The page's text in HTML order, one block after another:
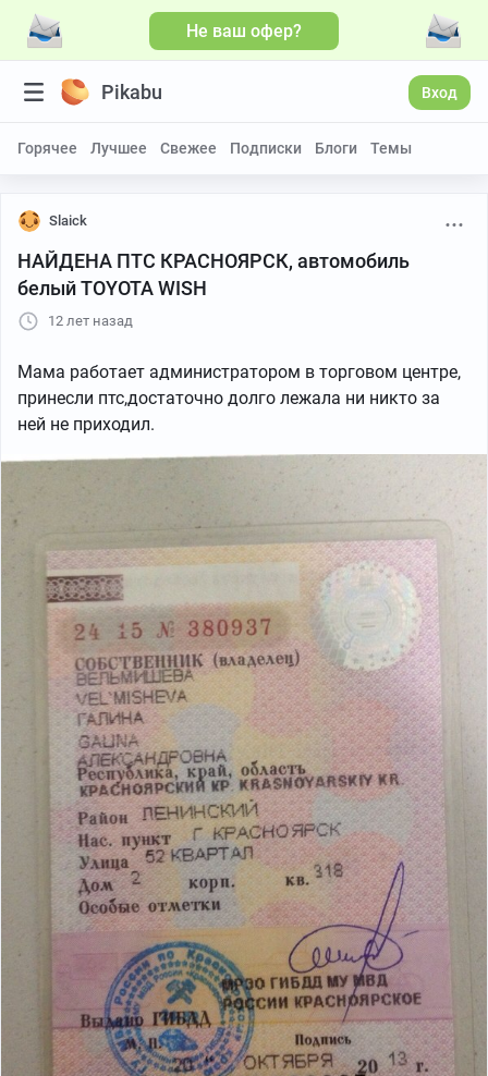
Не ваш офер?
Pikabu Вход
Горячее Лучшее Свежее Подписки Блоги Темы
Slaick
НАЙДЕНА ПТС КРАСНОЯРСК, автомобиль
белый TOYOTA WISH
12 лет назад
Мама работает администратором в торговом центре,
принесли птс,достаточно долго лежала ни никто за
ней не приходил.